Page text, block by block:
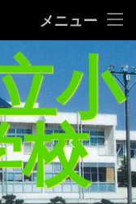
メニュー
加）
じね」ルール
小
校